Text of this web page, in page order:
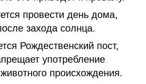
провести день дома,
захода солнца.
Рождественский пост,
употребление
происхождения.